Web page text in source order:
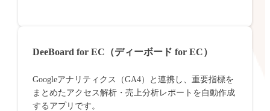
DeeBoard for EC（ディーボード for EC）
Googleアナリティクス（GA4）と連携し、重要指標を
まとめたアクセス解析・売上分析レポートを自動作成
するアプリです。